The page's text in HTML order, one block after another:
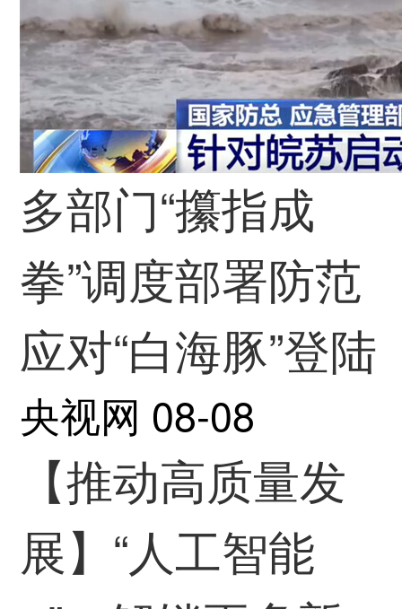
多部门“攥指成
拳”调度部署防范
应对“白海豚”登陆
央视网 08-08
【推动高质量发
展】“人工智能